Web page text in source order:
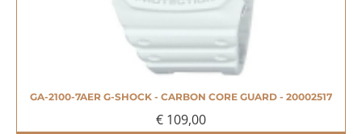
GA-2100-7AER G-SHOCK - CARBON CORE GUARD - 20002517
€ 109,00